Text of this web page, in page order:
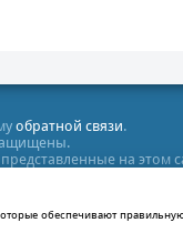
обратной связи.
на этом
владельцам. После
Вы нарушаете
действия
обеспечивают